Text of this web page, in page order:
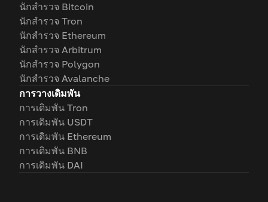
นักสำรวจ Bitcoin
นักสำรวจ Tron
นักสำรวจ Ethereum
นักสำรวจ Arbitrum
นักสำรวจ Polygon
นักสำรวจ Avalanche
การวางเดิมพัน
การเดิมพัน Tron
การเดิมพัน USDT
การเดิมพัน Ethereum
การเดิมพัน BNB
การเดิมพัน DAI